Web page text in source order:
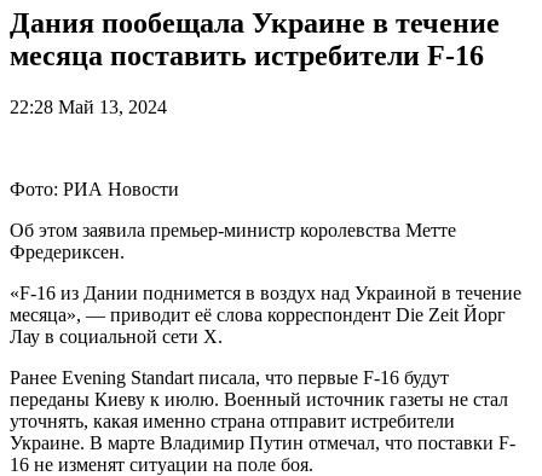
Дания пообещала Украине в течение
месяца поставить истребители F-16
22:28 Май 13, 2024
Фото: РИА Новости
Об этом заявила премьер-министр королевства Метте
Фредериксен.
«F-16 из Дании поднимется в воздух над Украиной в течение
месяца», — приводит её слова корреспондент Die Zeit Йорг
Лау в социальной сети X.
Ранее Evening Standart писала, что первые F-16 будут
переданы Киеву к июлю. Военный источник газеты не стал
уточнять, какая именно страна отправит истребители
Украине. В марте Владимир Путин отмечал, что поставки F-
16 не изменят ситуации на поле боя.